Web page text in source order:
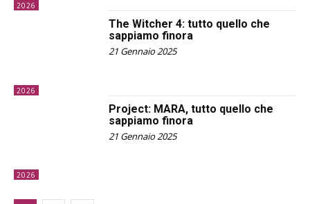
2026
2026
The Witcher 4: tutto quello che
sappiamo finora
21 Gennaio 2025
2026
Project: MARA, tutto quello che
sappiamo finora
21 Gennaio 2025